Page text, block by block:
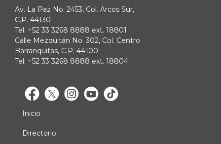
Av. La Paz No. 2453, Col. Arcos Sur,
C.P. 44130
Tel: +52 33 3268 8888 ext. 18801
Calle Mezquitán No. 302, Col. Centro
Barranquitas, C.P. 44100
Tel: +52 33 3268 8888 ext. 18804
Menú
principal
Inicio
Directorio